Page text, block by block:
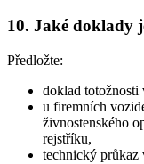
10. Jaké doklady
Předložte:
doklad totožnosti
u firemních
živnostenského
rejstříku,
technický průkaz